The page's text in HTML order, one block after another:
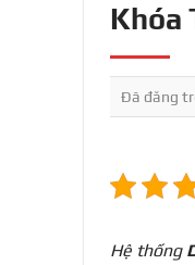
Khóa
Đã đăng
Hệ thống